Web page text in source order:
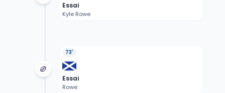
Essai
Kyle Rowe
73'
Essai
Rowe